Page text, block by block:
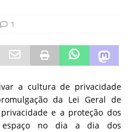
1
a cultura de privacidade
da Lei Geral de
privacidade e a proteção dos
espaço no dia a dia dos